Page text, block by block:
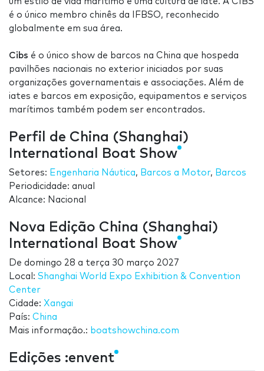
é o único membro chinês da IFBSO, reconhecido
globalmente em sua área.
Cibs é o único show de barcos na China que hospeda
pavilhões nacionais no exterior iniciados por suas
organizações governamentais e associações. Além de
iates e barcos em exposição, equipamentos e serviços
marítimos também podem ser encontrados.
Perfil de China (Shanghai)
International Boat Show
Setores: Engenharia Náutica, Barcos a Motor, Barcos
Periodicidade: anual
Alcance: Nacional
Nova Edição China (Shanghai)
International Boat Show
De domingo 28 a terça 30 março 2027
Local: Shanghai World Expo Exhibition & Convention
Center
Cidade: Xangai
País: China
Mais informação.: boatshowchina.com
Edições :envent